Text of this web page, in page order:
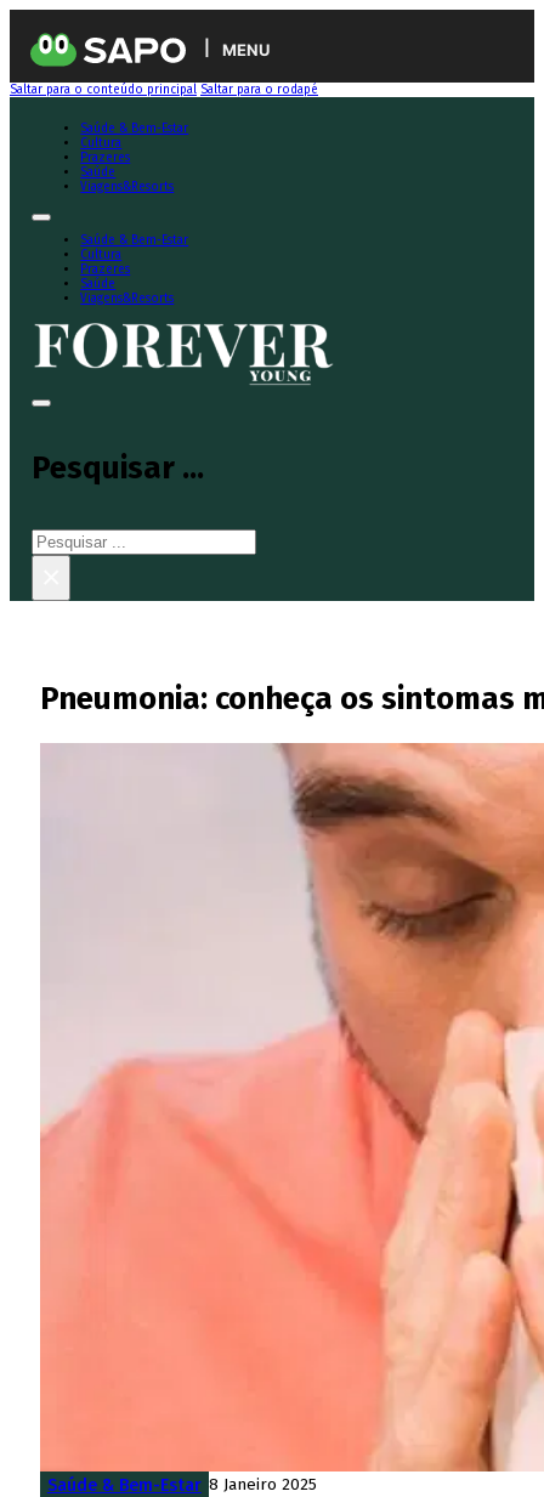
MENU
Saltar para o conteúdo principal Saltar para o rodapé
Saúde & Bem-Estar
Cultura
Prazeres
Saúde
Viagens&Resorts
Saúde & Bem-Estar
Cultura
Prazeres
Saúde
Viagens&Resorts
Pesquisar ...
Pesquisar
Pneumonia: conheça os sintomas
Saúde & Bem-Estar 8 Janeiro 2025